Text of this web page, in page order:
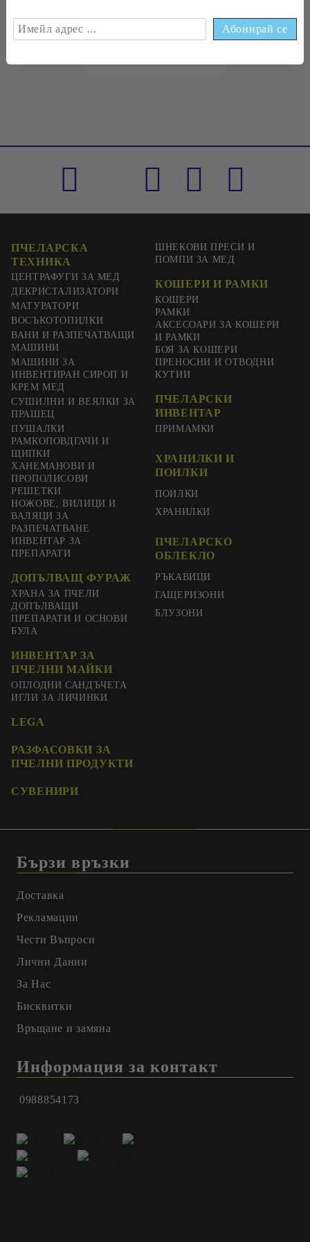
ПЧЕЛАРСКА
ТЕХНИКА
ЦЕНТРАФУГИ ЗА МЕД
ДЕКРИСТАЛИЗАТОРИ
МАТУРАТОРИ
ВОСЪКОТОПИЛКИ
ВАНИ И РАЗПЕЧАТВАЩИ
МАШИНИ
МАШИНИ ЗА
ИНВЕНТИРАН СИРОП И
КРЕМ МЕД
СУШИЛНИ И ВЕЯЛКИ ЗА
ПРАШЕЦ
ШНЕКОВИ ПРЕСИ И
ПОМПИ ЗА МЕД
КОШЕРИ И РАМКИ
КОШЕРИ
РАМКИ
АКСЕСОАРИ ЗА КОШЕРИ
И РАМКИ
БОЯ ЗА КОШЕРИ
ПРЕНОСНИ И ОТВОДНИ
КУТИИ
ПЧЕЛАРСКИ
ИНВЕНТАР
ПУШАЛКИ
РАМКОПОВДГАЧИ И
ЩИПКИ
ХАНЕМАНОВИ И
ПРОПОЛИСОВИ
РЕШЕТКИ
НОЖОВЕ, ВИЛИЦИ И
ВАЛЯЦИ ЗА
РАЗПЕЧАТВАНЕ
ИНВЕНТАР ЗА
ПРЕПАРАТИ
ДОПЪЛВАЩ ФУРАЖ
ХРАНА ЗА ПЧЕЛИ
ДОПЪЛВАЩИ
ПРЕПАРАТИ И ОСНОВИ
ПРИМАМКИ
ХРАНИЛКИ И
ПОИЛКИ
ПОИЛКИ
ХРАНИЛКИ
ПЧЕЛАРСКО
ОБЛЕКЛО
РЪКАВИЦИ
ГАЩЕРИЗОНИ
БЛУЗОНИ
БУЛА
ИНВЕНТАР ЗА
ПЧЕЛНИ МАЙКИ
ОПЛОДНИ САНДЪЧЕТА
ИГЛИ ЗА ЛИЧИНКИ
LEGA
РАЗФАСОВКИ ЗА
ПЧЕЛНИ ПРОДУКТИ
СУВЕНИРИ
Бързи връзки
Доставка
Рекламации
Чести Въпроси
Лични Данни
За Нас
Бисквитки
Връщане и замяна
Информация за контакт
0988854173